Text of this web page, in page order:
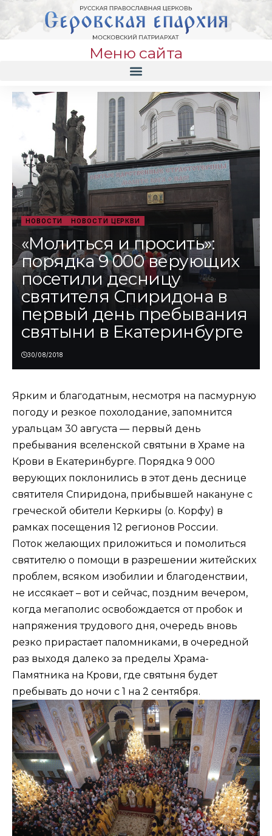
Меню сайта
НОВОСТИ НОВОСТИ ЦЕРКВИ
«Молиться и просить»:
порядка 9 000 верующих
посетили десницу
святителя Спиридона в
первый день пребывания
святыни в Екатеринбурге
30/08/2018
Ярким и благодатным, несмотря на пасмурную
погоду и резкое похолодание, запомнится
уральцам 30 августа — первый день
пребывания вселенской святыни в Храме на
Крови в Екатеринбурге. Порядка 9 000
верующих поклонились в этот день деснице
святителя Спиридона, прибывшей накануне с
греческой обители Керкиры (о. Корфу) в
рамках посещения 12 регионов России.
Поток желающих приложиться и помолиться
святителю о помощи в разрешении житейских
проблем, всяком изобилии и благоденствии,
не иссякает – вот и сейчас, поздним вечером,
когда мегаполис освобождается от пробок и
напряжения трудового дня, очередь вновь
резко прирастает паломниками, в очередной
раз выходя далеко за пределы Храма-
Памятника на Крови, где святыня будет
пребывать до ночи с 1 на 2 сентября.